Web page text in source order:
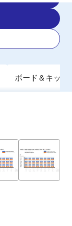
ボード＆キット